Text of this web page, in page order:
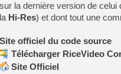
sur la dernière version de
la Hi-Res) et dont tout une
Site officiel du code source
Télécharger RiceVideo
Site Officiel